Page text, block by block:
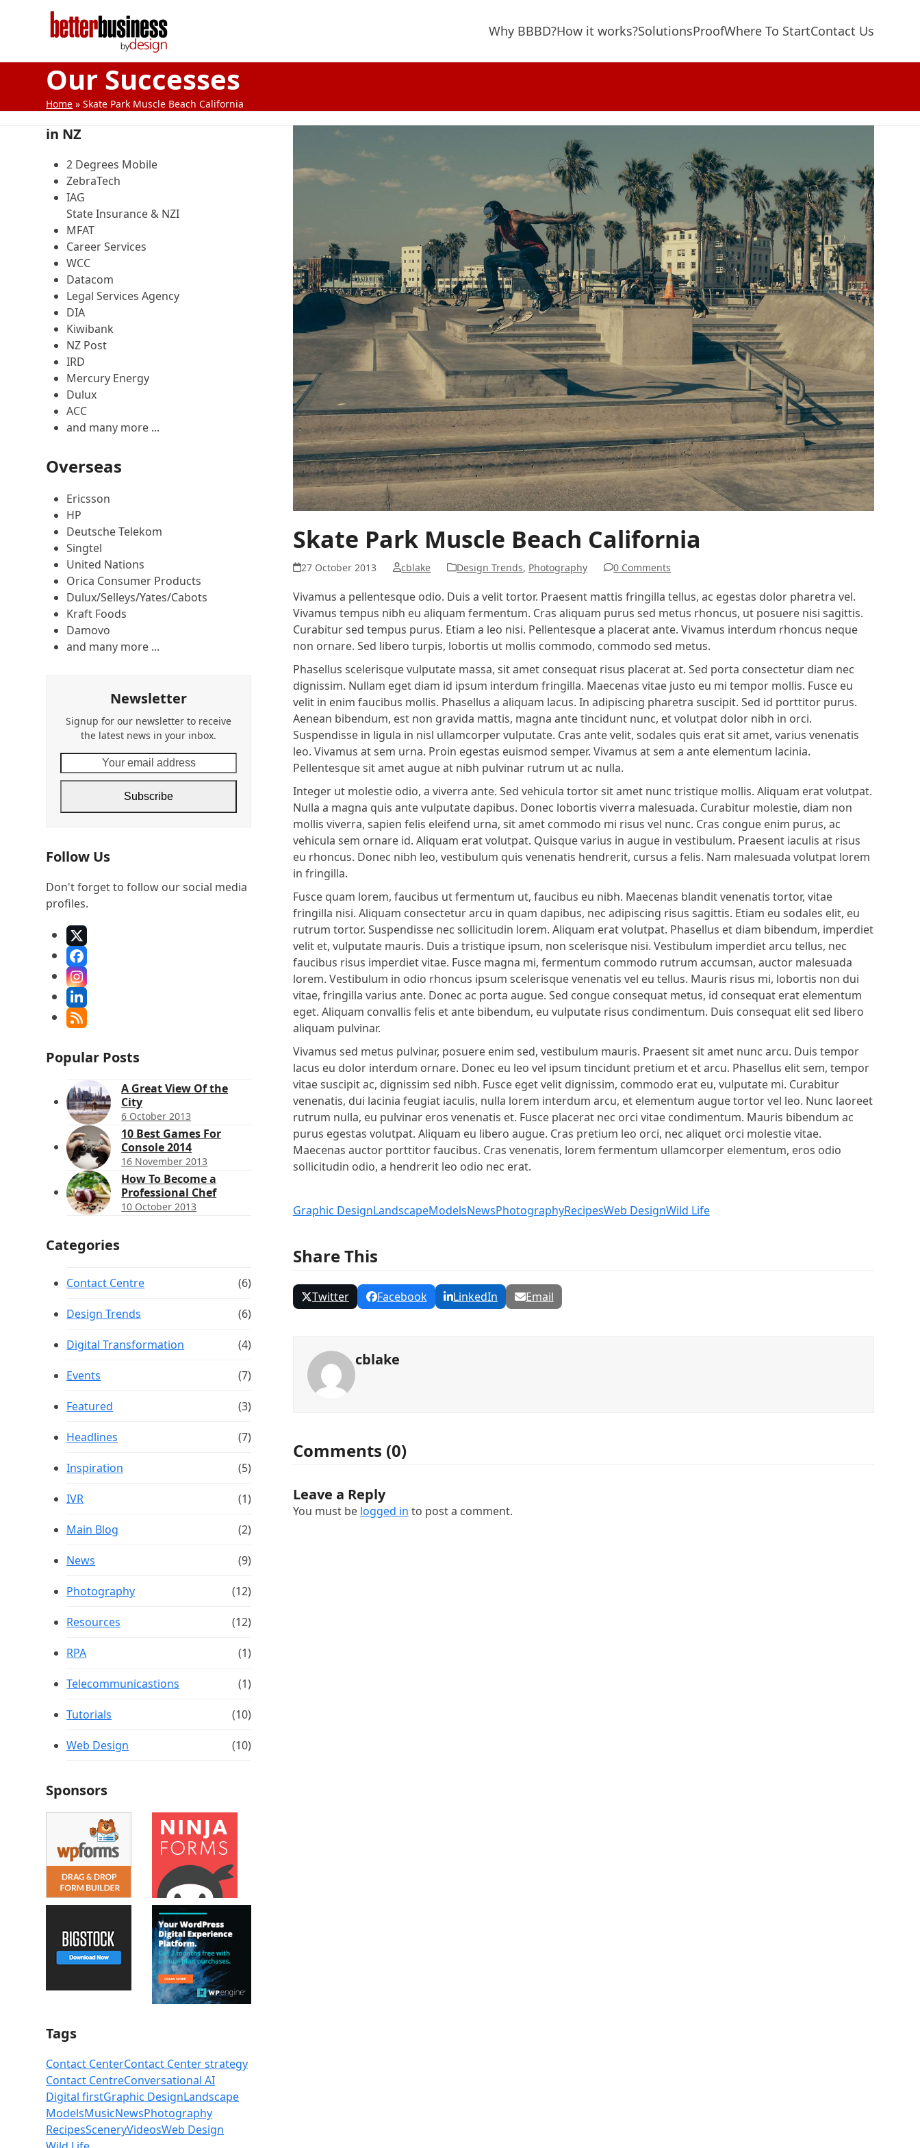
Why BBBD?How it works?SolutionsProofWhere To StartContact Us
Our Successes
Home »Skate Park Muscle Beach California
Skate Park Muscle Beach California
27 October 2013 cblake Design Trends, Photography 0 Comments
Vivamus a pellentesque odio. Duis a velit tortor. Praesent mattis fringilla tellus, ac egestas dolor pharetra vel.
Vivamus tempus nibh eu aliquam fermentum. Cras aliquam purus sed metus rhoncus, ut posuere nisi sagittis.
Curabitur sed tempus purus. Etiam a leo nisi. Pellentesque a placerat ante. Vivamus interdum rhoncus neque
non ornare. Sed libero turpis, lobortis ut mollis commodo, commodo sed metus.
Phasellus scelerisque vulputate massa, sit amet consequat risus placerat at. Sed porta consectetur diam nec
dignissim. Nullam eget diam id ipsum interdum fringilla. Maecenas vitae justo eu mi tempor mollis. Fusce eu
velit in enim faucibus mollis. Phasellus a aliquam lacus. In adipiscing pharetra suscipit. Sed id porttitor purus.
Aenean bibendum, est non gravida mattis, magna ante tincidunt nunc, et volutpat dolor nibh in orci.
Suspendisse in ligula in nisl ullamcorper vulputate. Cras ante velit, sodales quis erat sit amet, varius venenatis
leo. Vivamus at sem urna. Proin egestas euismod semper. Vivamus at sem a ante elementum lacinia.
Pellentesque sit amet augue at nibh pulvinar rutrum ut ac nulla.
Integer ut molestie odio, a viverra ante. Sed vehicula tortor sit amet nunc tristique mollis. Aliquam erat volutpat.
Nulla a magna quis ante vulputate dapibus. Donec lobortis viverra malesuada. Curabitur molestie, diam non
mollis viverra, sapien felis eleifend urna, sit amet commodo mi risus vel nunc. Cras congue enim purus, ac
vehicula sem ornare id. Aliquam erat volutpat. Quisque varius in augue in vestibulum. Praesent iaculis at risus
eu rhoncus. Donec nibh leo, vestibulum quis venenatis hendrerit, cursus a felis. Nam malesuada volutpat lorem
in fringilla.
Fusce quam lorem, faucibus ut fermentum ut, faucibus eu nibh. Maecenas blandit venenatis tortor, vitae
fringilla nisi. Aliquam consectetur arcu in quam dapibus, nec adipiscing risus sagittis. Etiam eu sodales elit, eu
rutrum tortor. Suspendisse nec sollicitudin lorem. Aliquam erat volutpat. Phasellus et diam bibendum, imperdiet
velit et, vulputate mauris. Duis a tristique ipsum, non scelerisque nisi. Vestibulum imperdiet arcu tellus, nec
faucibus risus imperdiet vitae. Fusce magna mi, fermentum commodo rutrum accumsan, auctor malesuada
lorem. Vestibulum in odio rhoncus ipsum scelerisque venenatis vel eu tellus. Mauris risus mi, lobortis non dui
vitae, fringilla varius ante. Donec ac porta augue. Sed congue consequat metus, id consequat erat elementum
eget. Aliquam convallis felis et ante bibendum, eu vulputate risus condimentum. Duis consequat elit sed libero
aliquam pulvinar.
Vivamus sed metus pulvinar, posuere enim sed, vestibulum mauris. Praesent sit amet nunc arcu. Duis tempor
lacus eu dolor interdum ornare. Donec eu leo vel ipsum tincidunt pretium et et arcu. Phasellus elit sem, tempor
vitae suscipit ac, dignissim sed nibh. Fusce eget velit dignissim, commodo erat eu, vulputate mi. Curabitur
venenatis, dui lacinia feugiat iaculis, nulla lorem interdum arcu, et elementum augue tortor vel leo. Nunc laoreet
rutrum nulla, eu pulvinar eros venenatis et. Fusce placerat nec orci vitae condimentum. Mauris bibendum ac
purus egestas volutpat. Aliquam eu libero augue. Cras pretium leo orci, nec aliquet orci molestie vitae.
Maecenas auctor porttitor faucibus. Cras venenatis, lorem fermentum ullamcorper elementum, eros odio
sollicitudin odio, a hendrerit leo odio nec erat.
Graphic DesignLandscapeModelsNewsPhotographyRecipesWeb DesignWild Life
Share This
Twitter Facebook LinkedIn Email
cblake
Comments (0)
Leave a Reply
You must be logged in to post a comment.
in NZ
2 Degrees Mobile
ZebraTech
IAG
State Insurance & NZI
MFAT
Career Services
WCC
Datacom
Legal Services Agency
DIA
Kiwibank
NZ Post
IRD
Mercury Energy
Dulux
ACC
and many more ...
Overseas
Ericsson
HP
Deutsche Telekom
Singtel
United Nations
Orica Consumer Products
Dulux/Selleys/Yates/Cabots
Kraft Foods
Damovo
and many more ...
Newsletter
Signup for our newsletter to receive
the latest news in your inbox.
email
Subscribe
Follow Us
Don't forget to follow our social media
profiles.
X
Facebook
Instagram
LinkedIn
RSS
Popular Posts
A Great View Of the
City
6 October 2013
10 Best Games For
Console 2014
16 November 2013
How To Become a
Professional Chef
10 October 2013
Categories
Contact Centre (6)
Design Trends (6)
Digital Transformation (4)
Events (7)
Featured (3)
Headlines (7)
Inspiration (5)
IVR (1)
Main Blog (2)
News (9)
Photography (12)
Resources (12)
RPA (1)
Telecommunicastions (1)
Tutorials (10)
Web Design (10)
Sponsors
Tags
Contact CenterContact Center strategy
Contact CentreConversational AI
Digital firstGraphic DesignLandscape
ModelsMusicNewsPhotography
RecipesSceneryVideosWeb Design